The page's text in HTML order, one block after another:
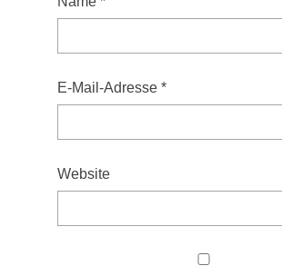
E-Mail-Adresse *
Website